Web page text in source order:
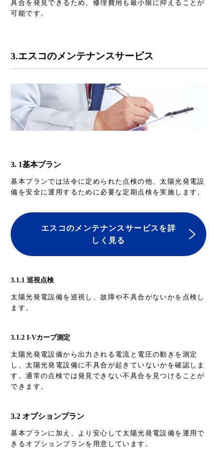
具合を発見できるため、修理費用も最小限に抑えることが
可能です。
3.エスコのメンテナンスサービス
3. 1基本プラン
基本プランでは法令に定められた点検の他、太陽光発電設
備を安全に運用するために必要な定期点検を実施します。
エスコのメンテナンスサービスを詳
しく見る
3.1.1 巡視点検
太陽光発電設備を巡視し、故障や不具合がないかを点検し
ます。
3.1.2 I-Vカーブ測定
太陽光発電設備から出力される電流と電圧の動きを測定
し、太陽光発電設備に不具合が起きていないかを確認しま
す。通常の点検では発見できない不具合を見つけることが
できます。
3.2 オプションプラン
基本プランに加え、より安心して太陽光発電設備を運用で
きるオプションプランを用意しています。